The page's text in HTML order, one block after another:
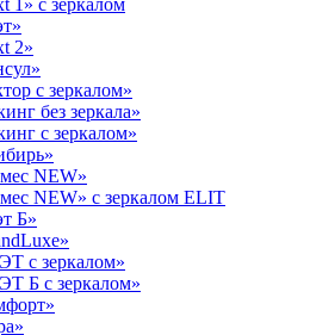
1» с зеркалом
2»
с зеркалом»
без зеркала»
c зеркалом»
NEW»
NEW» с зеркалом ELIT
Б»
с зеркалом»
Б с зеркалом»